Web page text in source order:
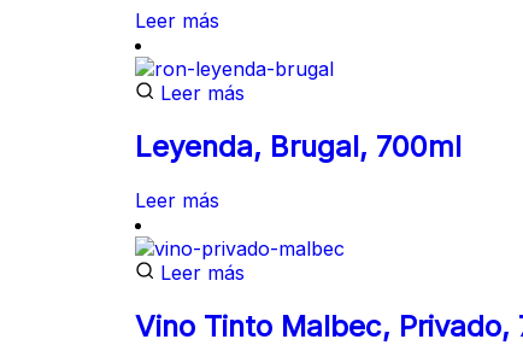
Leer más
Leer más
Leyenda, Brugal, 700ml
Leer más
Leer más
Vino Tinto Malbec, Privado,